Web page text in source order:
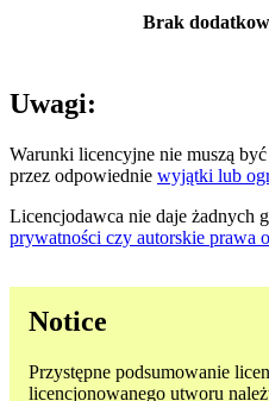
Brak
Uwagi:
Warunki licencyjne nie muszą
przez odpowiednie wyjątki lub
Licencjodawca nie daje żadnych
prywatności czy autorskie prawa
Notice
Przystępne podsumowanie
licencjonowanego utworu